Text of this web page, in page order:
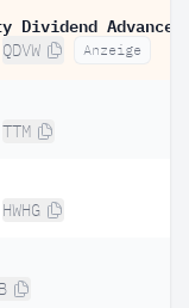
QDVW Anzeige
TTM
HWHG